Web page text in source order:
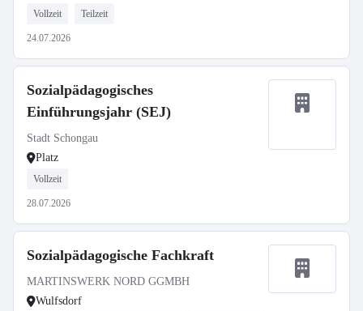
Vollzeit Teilzeit
24.07.2026
Sozialpädagogisches
Einführungsjahr (SEJ)
Stadt Schongau
Platz
Vollzeit
28.07.2026
Sozialpädagogische Fachkraft
MARTINSWERK NORD GGMBH
Wulfsdorf